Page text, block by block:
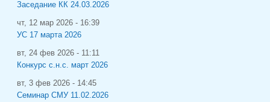
Заседание КК 24.03.2026
чт, 12 мар 2026 - 16:39
УС 17 марта 2026
вт, 24 фев 2026 - 11:11
Конкурс с.н.с. март 2026
вт, 3 фев 2026 - 14:45
Семинар СМУ 11.02.2026